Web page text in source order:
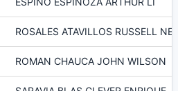
ROSALES ATAVILLOS RUSSELL
ROMAN CHAUCA JOHN WILSON